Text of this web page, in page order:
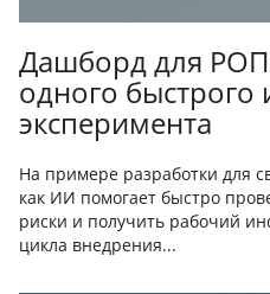
Дашборд для
одного быстрого
эксперимента
На примере разработки для
как ИИ помогает быстро
риски и получить рабочий
цикла внедрения...